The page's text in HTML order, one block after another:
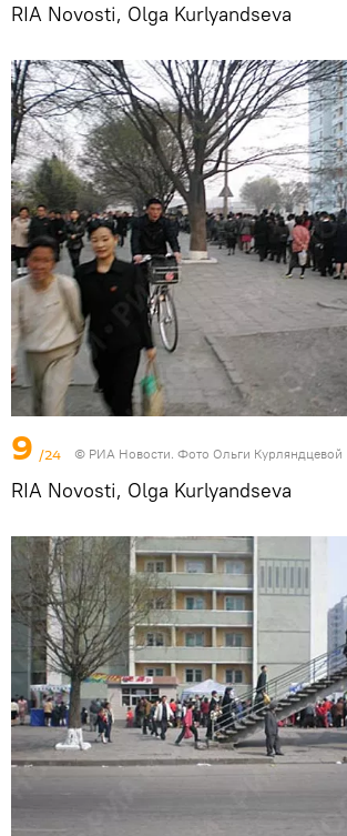
RIA Novosti, Olga Kurlyandseva
9 /24 © РИА Новости. Фото Ольги Курляндцевой
RIA Novosti, Olga Kurlyandseva